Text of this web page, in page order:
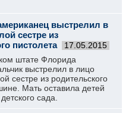
выстрелил в
сестре из
пистолета
17.05.2015
штате Флорида
выстрелил в лицо
сестре из родительского
Мать оставила детей
сада.